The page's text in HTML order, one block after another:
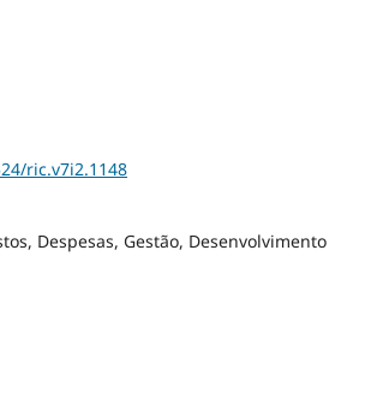
ric.v7i2.1148
Despesas, Gestão, Desenvolvimento